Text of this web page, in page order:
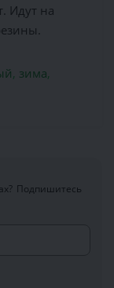
Идут на
, зима,
Подпишитесь